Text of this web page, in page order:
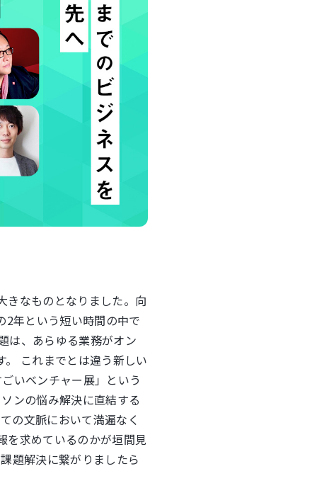
きなものとなりました。向
2年という短い時間の中で
は、あらゆる業務がオン
これまでとは違う新しい
いベンチャー展」という
ンの悩み解決に直結する
の文脈において満遍なく
を求めているのかが垣間見
題解決に繋がりましたら